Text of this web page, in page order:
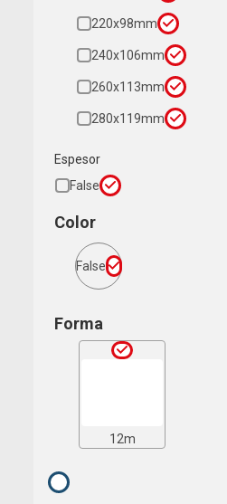
220x98mm
240x106mm
260x113mm
280x119mm
Espesor
False
Color
False
Forma
12m